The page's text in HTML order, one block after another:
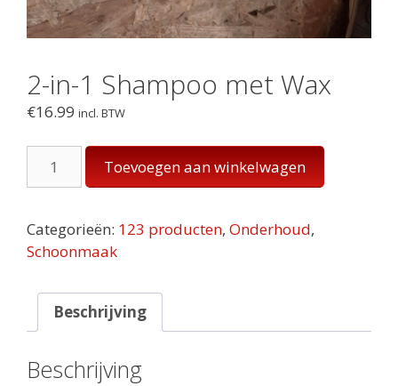
2-in-1 Shampoo met Wax
€16.99 incl. BTW
Shampoo
met
aantal
Toevoegen aan winkelwagen
Categorieën: 123 producten, Onderhoud,
Schoonmaak
Beschrijving
Beschrijving